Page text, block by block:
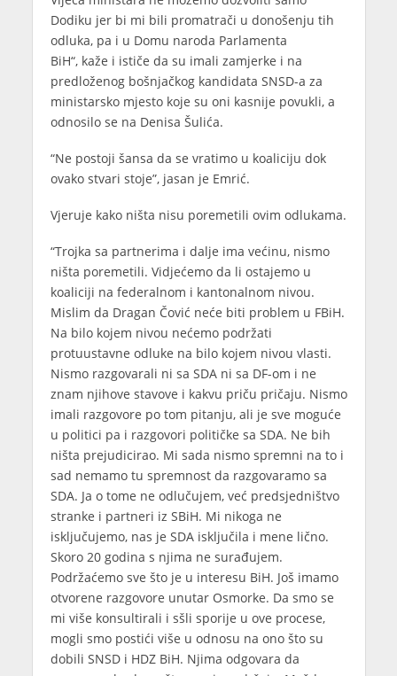
Dodiku jer bi mi bili promatrači u donošenju tih
odluka, pa i u Domu naroda Parlamenta
BiH“, kaže i ističe da su imali zamjerke i na
predloženog bošnjačkog kandidata SNSD-a za
ministarsko mjesto koje su oni kasnije povukli, a
odnosilo se na Denisa Šulića.
“Ne postoji šansa da se vratimo u koaliciju dok
ovako stvari stoje”, jasan je Emrić.
Vjeruje kako ništa nisu poremetili ovim odlukama.
“Trojka sa partnerima i dalje ima većinu, nismo
ništa poremetili. Vidjećemo da li ostajemo u
koaliciji na federalnom i kantonalnom nivou.
Mislim da Dragan Čović neće biti problem u FBiH.
Na bilo kojem nivou nećemo podržati
protuustavne odluke na bilo kojem nivou vlasti.
Nismo razgovarali ni sa SDA ni sa DF-om i ne
znam njihove stavove i kakvu priču pričaju. Nismo
imali razgovore po tom pitanju, ali je sve moguće
u politici pa i razgovori političke sa SDA. Ne bih
ništa prejudicirao. Mi sada nismo spremni na to i
sad nemamo tu spremnost da razgovaramo sa
SDA. Ja o tome ne odlučujem, već predsjedništvo
stranke i partneri iz SBiH. Mi nikoga ne
isključujemo, nas je SDA isključila i mene lično.
Skoro 20 godina s njima ne surađujem.
Podržaćemo sve što je u interesu BiH. Još imamo
otvorene razgovore unutar Osmorke. Da smo se
mi više konsultirali i sšli sporije u ove procese,
mogli smo postići više u odnosu na ono što su
dobili SNSD i HDZ BiH. Njima odgovara da